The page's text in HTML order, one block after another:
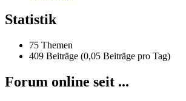
Statistik
75 Themen
409 Beiträge (0,05 Beiträge pro Tag)
Forum online seit ...